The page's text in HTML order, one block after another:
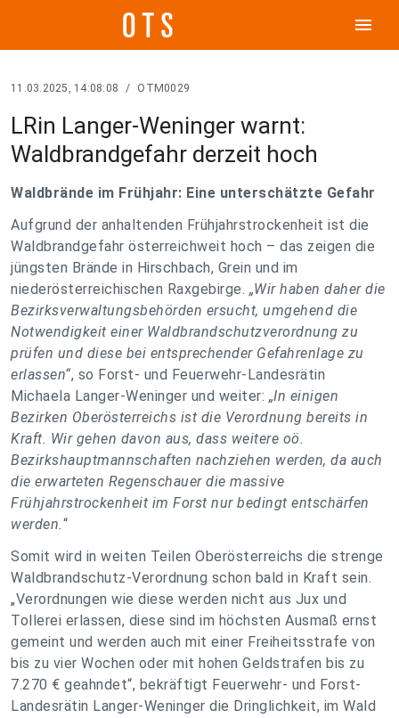
menu
11.03.2025, 14:08:08 / OTM0029
LRin Langer-Weninger warnt:
Waldbrandgefahr derzeit hoch
Waldbrände im Frühjahr: Eine unterschätzte Gefahr
Aufgrund der anhaltenden Frühjahrstrockenheit ist die
Waldbrandgefahr österreichweit hoch – das zeigen die
jüngsten Brände in Hirschbach, Grein und im
niederösterreichischen Raxgebirge. „Wir haben daher die
Bezirksverwaltungsbehörden ersucht, umgehend die
Notwendigkeit einer Waldbrandschutzverordnung zu
prüfen und diese bei entsprechender Gefahrenlage zu
erlassen“, so Forst- und Feuerwehr-Landesrätin
Michaela Langer-Weninger und weiter: „In einigen
Bezirken Oberösterreichs ist die Verordnung bereits in
Kraft. Wir gehen davon aus, dass weitere oö.
Bezirkshauptmannschaften nachziehen werden, da auch
die erwarteten Regenschauer die massive
Frühjahrstrockenheit im Forst nur bedingt entschärfen
werden.“
Somit wird in weiten Teilen Oberösterreichs die strenge
Waldbrandschutz-Verordnung schon bald in Kraft sein.
„Verordnungen wie diese werden nicht aus Jux und
Tollerei erlassen, diese sind im höchsten Ausmaß ernst
gemeint und werden auch mit einer Freiheitsstrafe von
bis zu vier Wochen oder mit hohen Geldstrafen bis zu
7.270 € geahndet“, bekräftigt Feuerwehr- und Forst-
Landesrätin Langer-Weninger die Dringlichkeit, im Wald